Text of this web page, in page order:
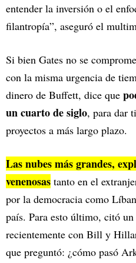
entender la inversión o el
filantropía”, aseguró el
Si bien Gates no se
con la misma urgencia de
dinero de Buffett, dice que
un cuarto de siglo, para dar
proyectos a más largo plazo.
Las nubes más grandes,
venenosas tanto en el
por la democracia como
país. Para esto último, citó
recientemente con Bill y
que preguntó: ¿cómo pasó